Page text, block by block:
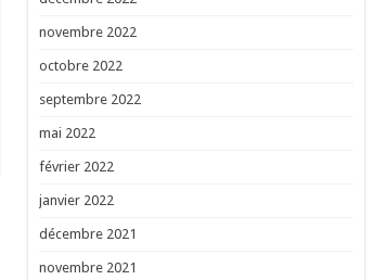
novembre 2022
octobre 2022
septembre 2022
mai 2022
février 2022
janvier 2022
décembre 2021
novembre 2021